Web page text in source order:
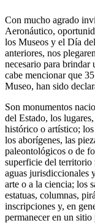
Con mucho agrado
Aeronáutico,
los Museos y el Día
anteriores, nos
necesario para brindar
cabe mencionar que
Museo, han sido
Son monumentos
del Estado, los
histórico o artístico;
los aborígenes, las
paleontológicos o de
superficie del territorio
aguas jurisdiccionales
arte o a la ciencia; los
estatuas, columnas,
inscripciones y, en
permanecer en un